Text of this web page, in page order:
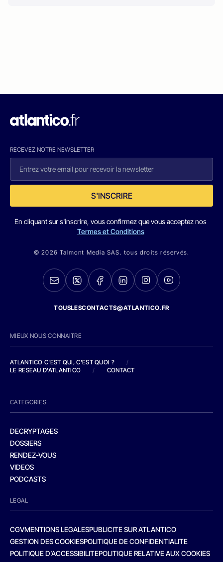
RECEVEZ NOTRE NEWSLETTER
S'INSCRIRE
En cliquant sur s'inscrire, vous confirmez que vous acceptez nos
Termes et Conditions
© 2026 Talmont Media SAS. tous droits réservés.
TOUSLESCONTACTS@ATLANTICO.FR
MIEUX NOUS CONNAITRE
ATLANTICO C'EST QUI, C'EST QUOI ?
/
LE RESEAU D'ATLANTICO
/ CONTACT
CATEGORIES
DECRYPTAGES
DOSSIERS
RENDEZ-VOUS
VIDEOS
PODCASTS
LEGAL
CGVMENTIONS LEGALESPUBLICITE SUR ATLANTICO
GESTION DES COOKIESPOLITIQUE DE CONFIDENTIALITE
POLITIQUE D’ACCESSIBILITEPOLITIQUE RELATIVE AUX COOKIES